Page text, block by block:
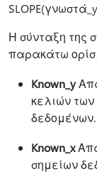
Η σύνταξη της
παρακάτω
Known_y
κελιών
δεδομένων.
Known_x
σημείων